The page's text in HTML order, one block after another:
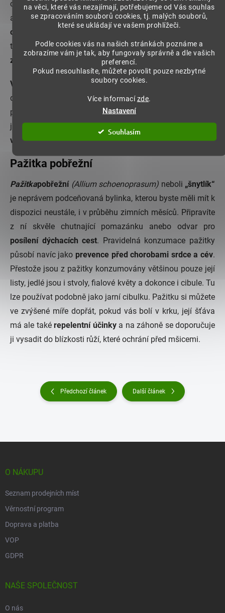
na věci, které vás nezajímají, potřebujeme od Vás souhlas
se zpracováním souborů cookies, tj. malých souborů,
které se ukládají ve vašem prohlížeči.
Podle cookies vás na našich stránkách poznáme a
zobrazíme vám je tak, aby fungovaly správně a dle vašich
preferencí.
Pokud nesouhlasíte, můžete povolit pouze nezbytné
soubory cookies.
Více informacízde
Nastavení
Souhlasím
chuť doplněnou citronovým aroma si můžete vychutnat
ale i v osvěžujícím čajovém odvaru anebo jí jednoduše
ochutit běžný zelený čaj
. Látky, které obsahuje citronová
tráva, působí blahodárně při žaludečních obtížích,
zklidňují podrážděné nervya podporují chuť k jídlu.
Věděli jste, že:
S uvolněním, eliminací negativních
dopadů stresu a navozením posilujícího spánku vám
pomůže také pravidelná konzumace
jako stvořené pro navození pocitu harmonie a
vnitřní rovnováhy.
Pažitka pobřežní
Pažitkapobřežní (Allium schoenoprasum) neboli „šnytlík“
je neprávem podceňovaná bylinka, kterou byste měli mít k
dispozici neustále, i v průběhu zimních měsíců. Připravíte
z ní skvěle chutnající pomazánku anebo odvar pro
posílení dýchacích cest. Pravidelná konzumace pažitky
působí navíc jako prevence před chorobami srdce a cév.
Přestože jsou z pažitky konzumovány většinou pouze její
listy, jedlé jsou i stvoly, fialové květy a dokonce i cibule. Tu
lze používat podobně jako jarní cibulku. Pažitku si můžete
ve zvýšené míře dopřát, pokud vás bolí v krku, její šťáva
má ale takérepelentní účinkya na záhoně se doporučuje
ji vysadit do blízkosti růží, které ochrání před mšicemi.
Předchozí článek Další článek
O NÁKUPU
Seznam prodejních míst
Věrnostní program
Doprava a platba
VOP
GDPR
NAŠE SPOLEČNOST
O nás